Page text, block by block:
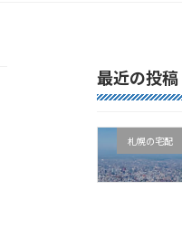
最近の投稿
札幌の宅配